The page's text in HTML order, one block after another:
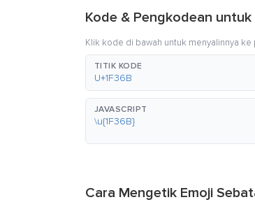
Kode & Pengkodean
Klik kode di bawah untuk menyalinnya ke
TITIK KODE
U+1F36B
JAVASCRIPT
\u{1F36B}
Cara Mengetik Emoji